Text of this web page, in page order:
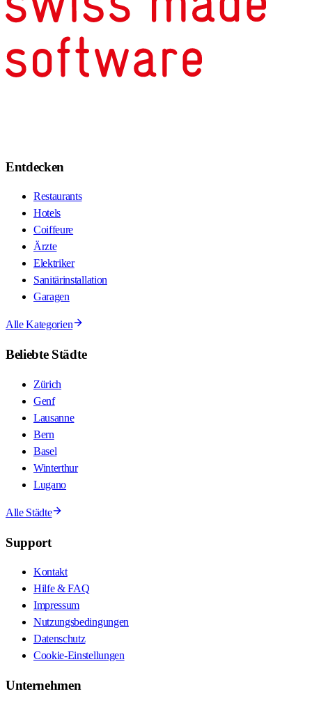
Entdecken
Restaurants
Hotels
Coiffeure
Ärzte
Elektriker
Sanitärinstallation
Garagen
Alle Kategorien
Beliebte Städte
Zürich
Genf
Lausanne
Bern
Basel
Winterthur
Lugano
Alle Städte
Support
Kontakt
Hilfe & FAQ
Impressum
Nutzungsbedingungen
Datenschutz
Cookie-Einstellungen
Unternehmen